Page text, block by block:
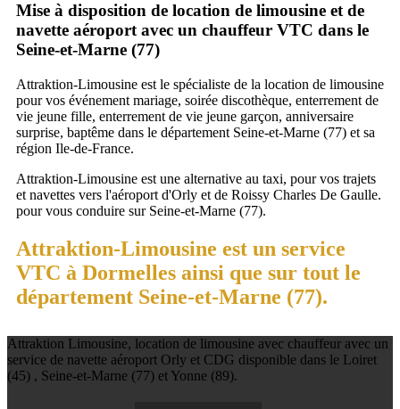
Mise à disposition de location de limousine et de
navette aéroport avec un chauffeur VTC dans le
Seine-et-Marne (77)
Attraktion-Limousine est le spécialiste de la location de limousine
pour vos événement mariage, soirée discothèque, enterrement de
vie jeune fille, enterrement de vie jeune garçon, anniversaire
surprise, baptême dans le département Seine-et-Marne (77) et sa
région Ile-de-France.
Attraktion-Limousine est une alternative au taxi, pour vos trajets
et navettes vers l'aéroport d'Orly et de Roissy Charles De Gaulle.
pour vous conduire sur Seine-et-Marne (77).
Attraktion-Limousine est un service
VTC à Dormelles ainsi que sur tout le
département Seine-et-Marne (77).
Attraktion Limousine, location de limousine avec chauffeur avec un
service de navette aéroport Orly et CDG disponible dans le Loiret
(45) , Seine-et-Marne (77) et Yonne (89).